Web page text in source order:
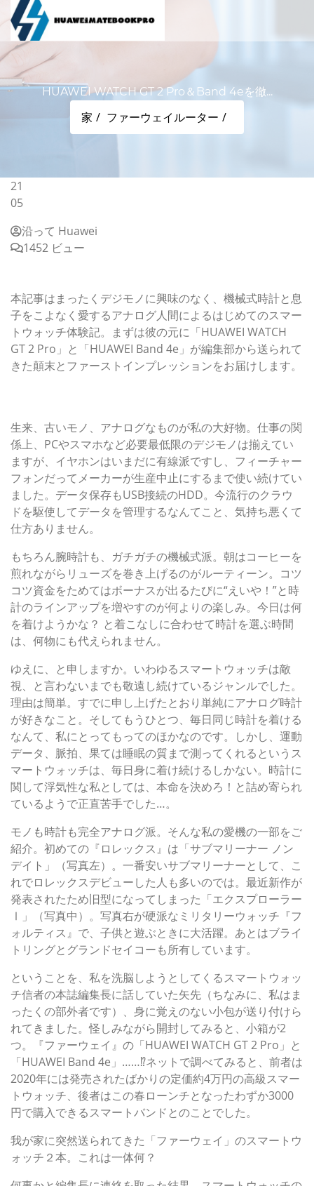
HUAWEI WATCH GT 2 Pro＆Band 4eを徹...
家 ファーウェイルーター
21
05
沿って Huawei
1452 ビュー
本記事はまったくデジモノに興味のなく、機械式時計と息
子をこよなく愛するアナログ人間によるはじめてのスマー
トウォッチ体験記。まずは彼の元に「HUAWEI WATCH
GT 2 Pro」と「HUAWEI Band 4e」が編集部から送られて
きた顛末とファーストインプレッションをお届けします。
生来、古いモノ、アナログなものが私の大好物。仕事の関
係上、PCやスマホなど必要最低限のデジモノは揃えてい
ますが、イヤホンはいまだに有線派ですし、フィーチャー
フォンだってメーカーが生産中止にするまで使い続けてい
ました。データ保存もUSB接続のHDD。今流行のクラウ
ドを駆使してデータを管理するなんてこと、気持ち悪くて
仕方ありません。
もちろん腕時計も、ガチガチの機械式派。朝はコーヒーを
煎れながらリューズを巻き上げるのがルーティーン。コツ
コツ資金をためてはボーナスが出るたびに“えいや！”と時
計のラインアップを増やすのが何よりの楽しみ。今日は何
を着けようかな？ と着こなしに合わせて時計を選ぶ時間
は、何物にも代えられません。
ゆえに、と申しますか。いわゆるスマートウォッチは敵
視、と言わないまでも敬遠し続けているジャンルでした。
理由は簡単。すでに申し上げたとおり単純にアナログ時計
が好きなこと。そしてもうひとつ、毎日同じ時計を着ける
なんて、私にとってもってのほかなのです。しかし、運動
データ、脈拍、果ては睡眠の質まで測ってくれるというス
マートウォッチは、毎日身に着け続けるしかない。時計に
関して浮気性な私としては、本命を決めろ！と詰め寄られ
ているようで正直苦手でした…。
モノも時計も完全アナログ派。そんな私の愛機の一部をご
紹介。初めての『ロレックス』は「サブマリーナー ノン
デイト」（写真左）。一番安いサブマリーナーとして、こ
れでロレックスデビューした人も多いのでは。最近新作が
発表されたため旧型になってしまった「エクスプローラー
Ⅰ」（写真中）。写真右が硬派なミリタリーウォッチ『フ
ォルティス』で、子供と遊ぶときに大活躍。あとはブライ
トリングとグランドセイコーも所有しています。
ということを、私を洗脳しようとしてくるスマートウォッ
チ信者の本誌編集長に話していた矢先（ちなみに、私はま
ったくの部外者です）、身に覚えのない小包が送り付けら
れてきました。怪しみながら開封してみると、小箱が2
つ。『ファーウェイ』の「HUAWEI WATCH GT 2 Pro」と
「HUAWEI Band 4e」……⁉ネットで調べてみると、前者は
2020年には発売されたばかりの定価約4万円の高級スマー
トウォッチ、後者はこの春ローンチとなったわずか3000
円で購入できるスマートバンドとのことでした。
我が家に突然送られてきた「ファーウェイ」のスマートウ
ォッチ２本。これは一体何？